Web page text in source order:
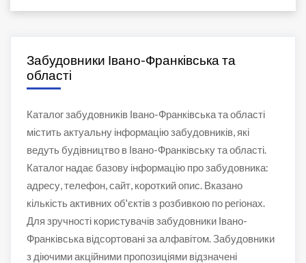
Забудовники Івано-Франківська та
області
Каталог забудовників Івано-Франківська та області
містить актуальну інформацію забудовників, які
ведуть будівництво в Івано-Франківську та області.
Каталог надає базову інформацію про забудовника:
адресу, телефон, сайт, короткий опис. Вказано
кількість активних об'єктів з розбивкою по регіонах.
Для зручності користувачів забудовники Івано-
Франківська відсортовані за алфавітом. Забудовники
з діючими акційними пропозиціями відзначені